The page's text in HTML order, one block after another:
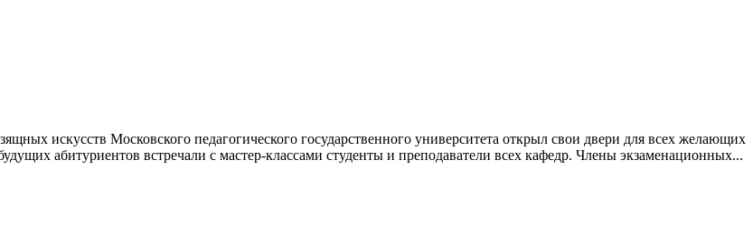
искусств Московского педагогического государственного университета открыл свои двери для всех желающих
абитуриентов встречали с мастер-классами студенты и преподаватели всех кафедр. Члены экзаменационных...